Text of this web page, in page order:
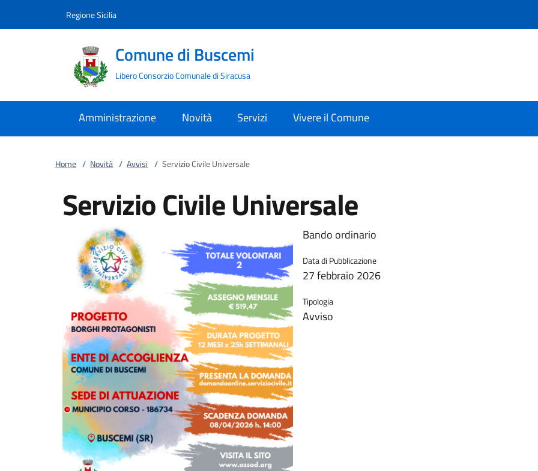
Regione Sicilia
Comune di Buscemi
Libero Consorzio Comunale di Siracusa
Amministrazione Novità Servizi Vivere il Comune
Home / Novità / Avvisi / Servizio Civile Universale
Servizio Civile Universale
Bando ordinario
Data di Pubblicazione
27 febbraio 2026
Tipologia
Avviso